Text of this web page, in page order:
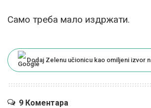
Само треба мало издржати.
Dodaj Zelenu učionicu kao omiljeni izvor
9 Коментара